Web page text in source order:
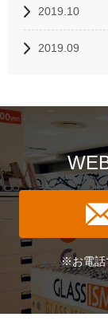
2019.10
2019.09
※お電話